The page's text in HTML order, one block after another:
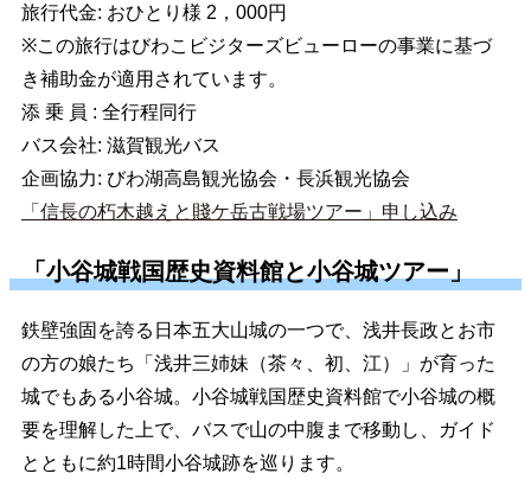
旅行代金: おひとり様 2，000円
※この旅行はびわこビジターズビューローの事業に基づ
き補助金が適用されています。
添 乗 員 : 全行程同行
バス会社: 滋賀観光バス
企画協力: びわ湖高島観光協会・長浜観光協会
「信長の朽木越えと賤ケ岳古戦場ツアー」申し込み
「小谷城戦国歴史資料館と小谷城ツアー」
鉄壁強固を誇る日本五大山城の一つで、浅井長政とお市
の方の娘たち「浅井三姉妹（茶々、初、江）」が育った
城でもある小谷城。小谷城戦国歴史資料館で小谷城の概
要を理解した上で、バスで山の中腹まで移動し、ガイド
とともに約1時間小谷城跡を巡ります。